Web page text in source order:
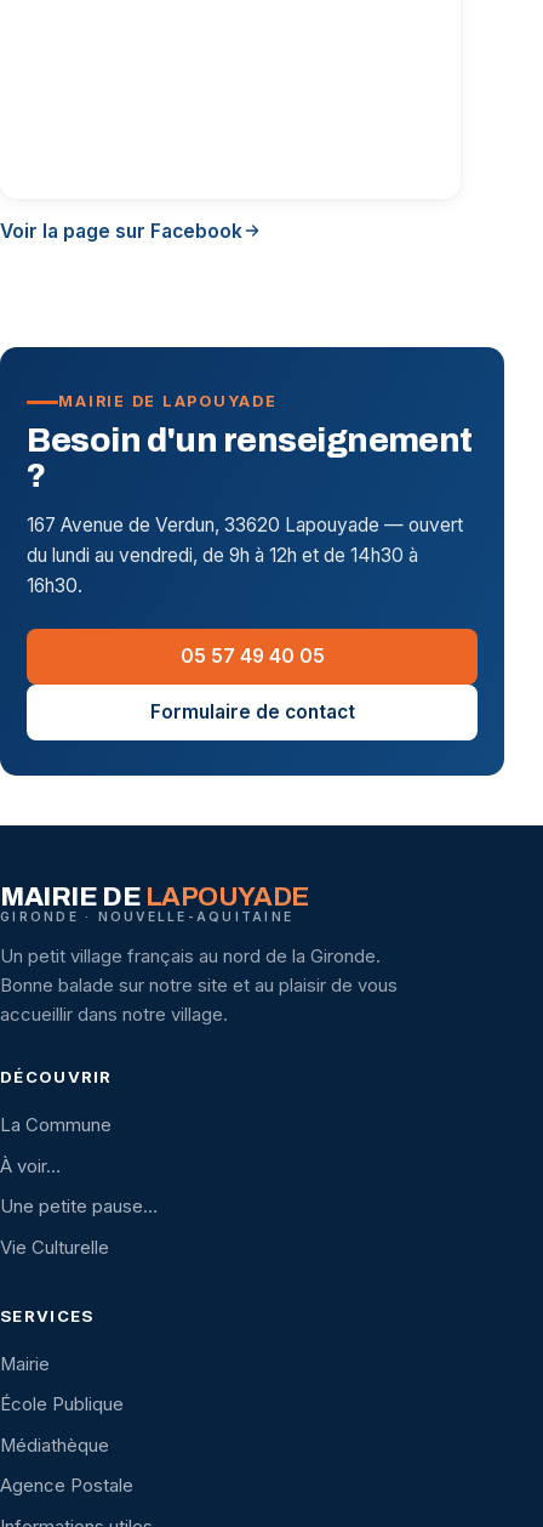
Voir la page sur Facebook
MAIRIE DE LAPOUYADE
Besoin d'un renseignement
?
167 Avenue de Verdun, 33620 Lapouyade — ouvert
du lundi au vendredi, de 9h à 12h et de 14h30 à
16h30.
05 57 49 40 05
Formulaire de contact
MAIRIE DE LAPOUYADE
GIRONDE · NOUVELLE-AQUITAINE
Un petit village français au nord de la Gironde.
Bonne balade sur notre site et au plaisir de vous
accueillir dans notre village.
DÉCOUVRIR
La Commune
À voir…
Une petite pause…
Vie Culturelle
SERVICES
Mairie
École Publique
Médiathèque
Agence Postale